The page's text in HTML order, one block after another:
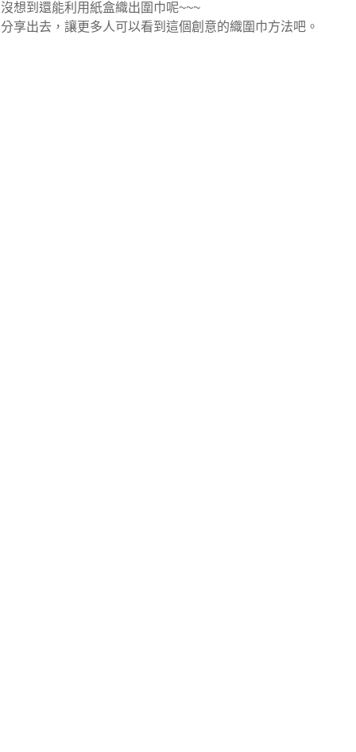
沒想到還能利用紙盒織出圍巾呢~~~
分享出去，讓更多人可以看到這個創意的織圍巾方法吧。